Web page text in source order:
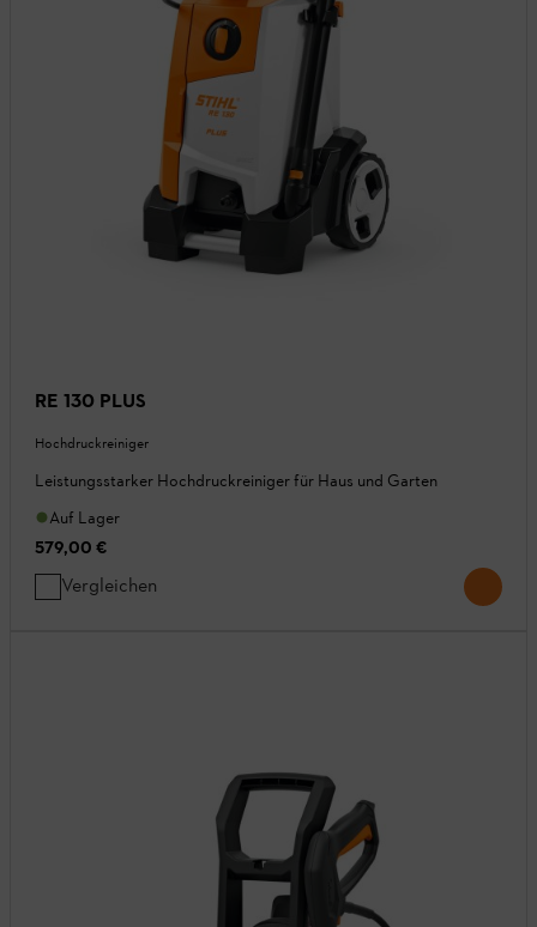
RE 130 PLUS
Hochdruckreiniger
Leistungsstarker Hochdruckreiniger für Haus und Garten
Auf Lager
579,00 €
Vergleichen